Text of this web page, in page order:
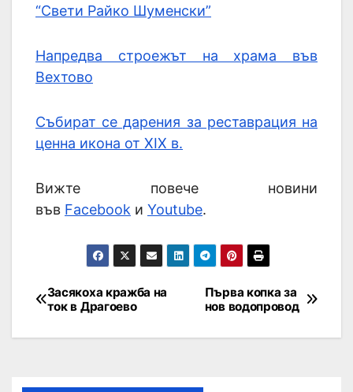
“Свети Райко Шуменски”
Напредва строежът на храма във
Вехтово
Събират се дарения за реставрация на
ценна икона от XIX в.
Вижте повече новини
във Facebook и Youtube.
Първа копка за
нов водопровод
Засякоха кражба на
ток в Драгоево